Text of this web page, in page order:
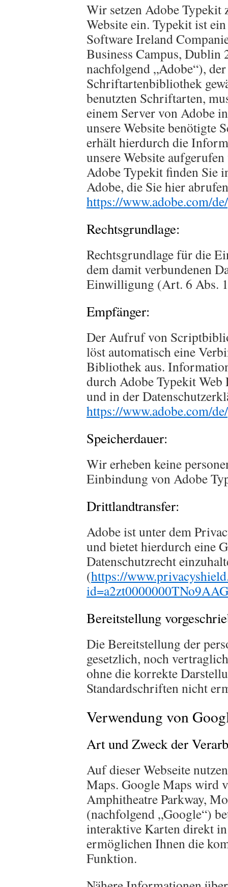
Wir setzen Adobe Typekit
Website ein. Typekit ist
Software Ireland
Business Campus,
nachfolgend „Adobe“),
Schriftartenbibliothek
benutzten Schriftarten,
einem Server von Adobe
unsere Website benötigte
erhält hierdurch die
unsere Website
Adobe Typekit finden Sie
Adobe, die Sie hier
https://www.adobe.com/
Rechtsgrundlage:
Rechtsgrundlage für die
dem damit verbundenen
Einwilligung (Art. 6 Abs.
Empfänger:
Der Aufruf von
löst automatisch eine
Bibliothek aus.
durch Adobe Typekit Web
und in der
https://www.adobe.com/
Speicherdauer:
Wir erheben keine
Einbindung von Adobe
Drittlandtransfer:
Adobe ist unter dem
und bietet hierdurch eine
Datenschutzrecht
(https://
Bereitstellung
Die Bereitstellung der
gesetzlich, noch
ohne die korrekte
Standardschriften nicht
Verwendung von
Art und Zweck der
Auf dieser Webseite
Maps. Google Maps wird
Amphitheatre Parkway,
(nachfolgend „Google“)
interaktive Karten direkt
ermöglichen Ihnen die
Funktion.